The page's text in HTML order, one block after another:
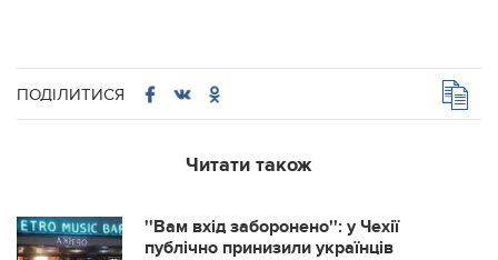
ПОДІЛИТИСЯ
Читати також
''Вам вхід заборонено'': у Чехії
публічно принизили українців